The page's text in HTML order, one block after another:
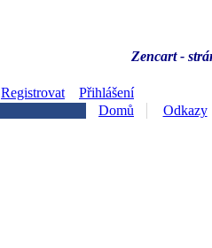
Zencart -
Registrovat
Přihlášení
Domů
Odkazy